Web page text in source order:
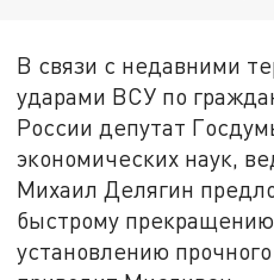
В связи с недавними
ударами ВСУ по
России депутат
экономических наук,
Михаил Делягин
быстрому
установлению